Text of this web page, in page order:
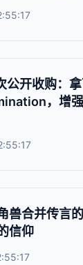
公开收购：
，增
兽合并传言
信仰